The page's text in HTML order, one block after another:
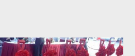
nước đun đi đun lại nhiều lần là